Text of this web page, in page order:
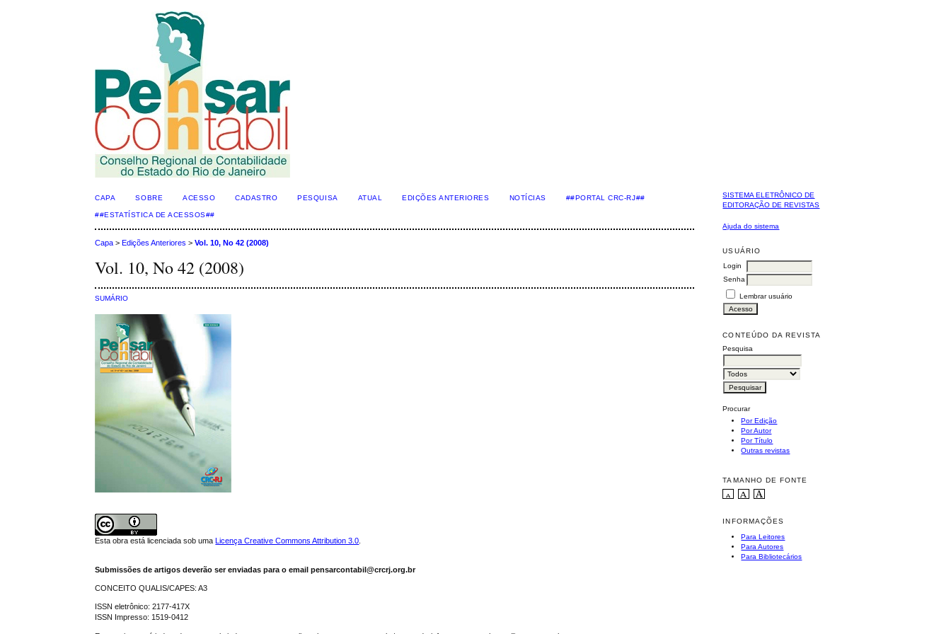
SISTEMA ELETRÔNICO DE
EDITORAÇÃO DE REVISTAS
Ajuda do sistema
USUÁRIO
Login
Senha
Lembrar usuário
CONTEÚDO DA REVISTA
Pesquisa
Procurar
Por Edição
Por Autor
Por Título
Outras revistas
TAMANHO DE FONTE
INFORMAÇÕES
Para Leitores
Para Autores
Para Bibliotecários
CAPA SOBRE ACESSO CADASTRO PESQUISA ATUAL EDIÇÕES ANTERIORES NOTÍCIAS ##PORTAL CRC-RJ##
##ESTATÍSTICA DE ACESSOS##
Capa >Edições Anteriores >Vol. 10, No 42 (2008)
Vol. 10, No 42 (2008)
SUMÁRIO
Esta obra está licenciada sob umaLicença Creative Commons Attribution 3.0
Submissões de artigos deverão ser enviadas para o email pensarcontabil@crcrj.org.br
CONCEITO QUALIS/CAPES: A3
ISSN eletrônico: 2177-417X
ISSN Impresso: 1519-0412